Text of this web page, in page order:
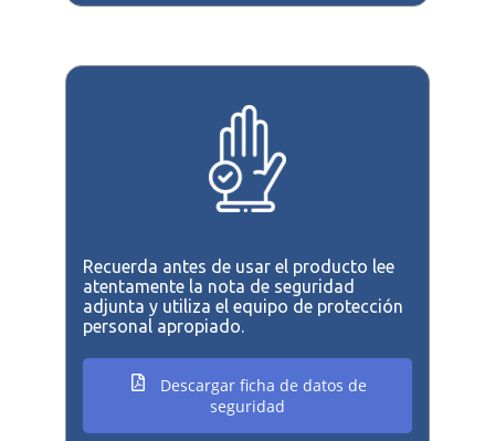
Recuerda antes de usar el producto lee
atentamente la nota de seguridad
adjunta y utiliza el equipo de protección
personal apropiado.
Descargar ficha de datos de
seguridad